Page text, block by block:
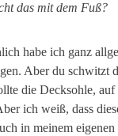
das mit dem Fuß?
habe ich ganz
Aber du schwitzt
die Decksohle, auf
ich weiß, dass
in meinem eigenen